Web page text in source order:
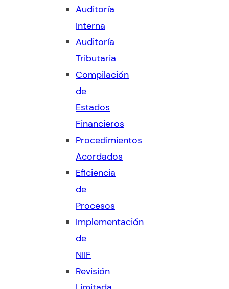
Auditoría
Interna
Auditoría
Tributaria
Compilación
de
Estados
Financieros
Procedimientos
Acordados
Eficiencia
de
Procesos
Implementación
de
NIIF
Revisión